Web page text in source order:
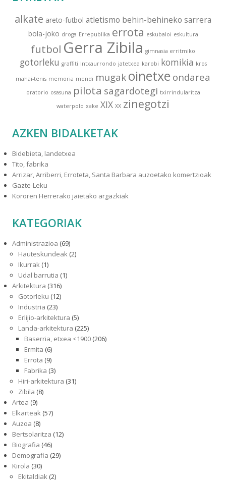
ualkate areto-futbol atletismo behin-behineko sarrera
bola-joko droga Errepublika errota eskubaloi eskultura
futbol Gerra Zibila gimnasia erritmiko
gotorleku graffiti Intxaurrondo jatetxea karobi komikia kros
mahai-tenis memoria mendi mugak oinetxe ondarea
oratorio osasuna pilota sagardotegi txirrindularitza
waterpolo xake XIX XX zinegotzi
AZKEN BIDALKETAK
Bidebieta, landetxea
Tito, fabrika
Arrizar, Arriberri, Erroteta, Santa Barbara auzoetako komertzioak
Gazte-Leku
Kororen Herrerako jaietako argazkiak
KATEGORIAK
Administrazioa (69)
Hauteskundeak (2)
Ikurrak (1)
Udal barrutia (1)
Arkitektura (316)
Gotorleku (12)
Industria (23)
Erlijio-arkitektura (5)
Landa-arkitektura (225)
Baserria, etxea <1900 (206)
Ermita (6)
Errota (9)
Fabrika (3)
Hiri-arkitektura (31)
Zibila (8)
Artea (9)
Elkarteak (57)
Auzoa (8)
Bertsolaritza (12)
Biografia (46)
Demografia (29)
Kirola (30)
Ekitaldiak (2)